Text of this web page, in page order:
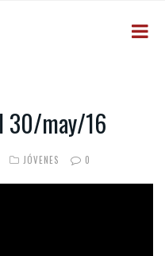
30/may/16
JÓVENES 0